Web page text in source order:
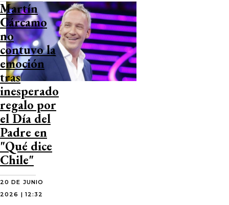
Martín
Cárcamo
no
contuvo la
emoción
tras
inesperado
regalo por
el Día del
Padre en
"Qué dice
Chile"
20 DE JUNIO
2026 | 12:32